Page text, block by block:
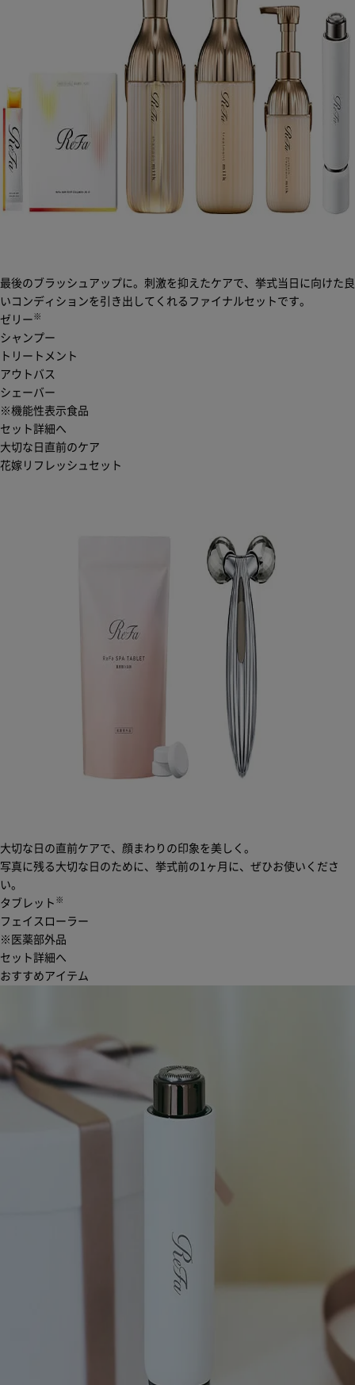
最後のブラッシュアップに。刺激を抑えたケアで、挙式当日に向けた良
いコンディションを引き出してくれるファイナルセットです。
ゼリー ※
シャンプー
トリートメント
アウトバス
シェーバー
※機能性表示食品
セット詳細へ
大切な日直前のケア
花嫁リフレッシュセット
大切な日の直前ケアで、顔まわりの印象を美しく。
写真に残る大切な日のために、挙式前の1ヶ月に、ぜひお使いくださ
い。
タブレット ※
フェイスローラー
※医薬部外品
セット詳細へ
おすすめアイテム